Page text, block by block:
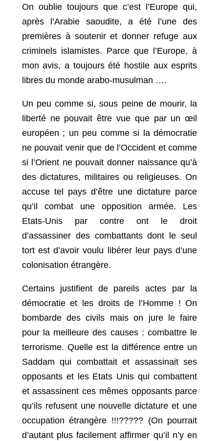
On oublie toujours que c’est l’Europe qui,
après l’Arabie saoudite, a été l’une des
premières à soutenir et donner refuge aux
criminels islamistes. Parce que l’Europe, à
mon avis, a toujours été hostile aux esprits
libres du monde arabo-musulman ….
Un peu comme si, sous peine de mourir, la
liberté ne pouvait être vue que par un œil
européen ; un peu comme si la démocratie
ne pouvait venir que de l’Occident et comme
si l’Orient ne pouvait donner naissance qu’à
des dictatures, militaires ou religieuses. On
accuse tel pays d’être une dictature parce
qu’il combat une opposition armée. Les
Etats-Unis par contre ont le droit
d’assassiner des combattants dont le seul
tort est d’avoir voulu libérer leur pays d’une
colonisation étrangère.
Certains justifient de pareils actes par la
démocratie et les droits de l’Homme ! On
bombarde des civils mais on jure le faire
pour la meilleure des causes : combattre le
terrorisme. Quelle est la différence entre un
Saddam qui combattait et assassinait ses
opposants et les Etats Unis qui combattent
et assassinent ces mêmes opposants parce
qu’ils refusent une nouvelle dictature et une
occupation étrangère !!!????? (On pourrait
d’autant plus facilement affirmer qu’il n’y en